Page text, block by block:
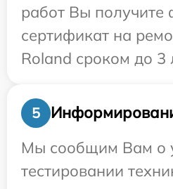
работ Вы
сертификат на
Roland сроком до 3
5
Мы сообщим Вам о
тестировании